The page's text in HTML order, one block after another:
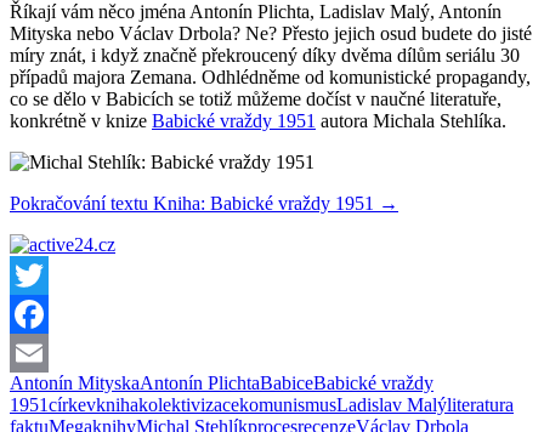
Říkají vám něco jména Antonín Plichta, Ladislav Malý, Antonín
Mityska nebo Václav Drbola? Ne? Přesto jejich osud budete do jisté
míry znát, i když značně překroucený díky dvěma dílům seriálu 30
případů majora Zemana. Odhlédněme od komunistické propagandy,
co se dělo v Babicích se totiž můžeme dočíst v naučné literatuře,
konkrétně v knize Babické vraždy 1951 autora Michala Stehlíka.
Pokračování textu Kniha: Babické vraždy 1951 →
Twitter
Facebook
Email
Antonín MityskaAntonín PlichtaBabiceBabické vraždy
1951církevknihakolektivizacekomunismusLadislav Malýliteratura
faktuMegaknihyMichal StehlíkprocesrecenzeVáclav Drbola